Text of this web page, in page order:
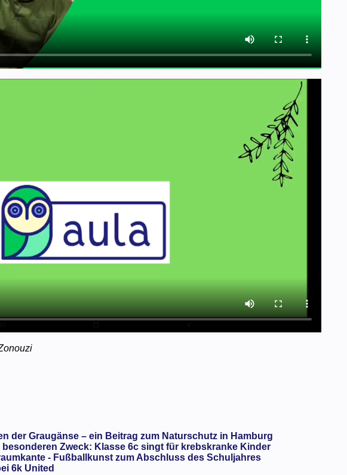
der Graugänse – ein Beitrag zum Naturschutz in Hamburg
Zweck: Klasse 6c singt für krebskranke Kinder
- Fußballkunst zum Abschluss des Schuljahres
6k United